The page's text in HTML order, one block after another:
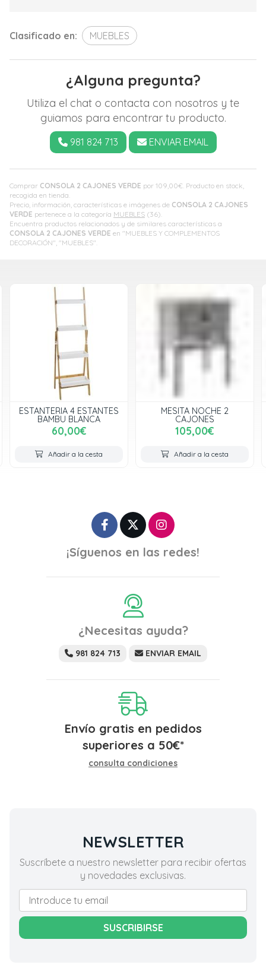
Comprar CONSOLA 2 CAJONES VERDE por 109,00€ . Producto en stock,
recogida en tienda.
Precio, información, características e imágenes de CONSOLA 2 CAJONES
VERDE pertenece a la categoría MUEBLES (36).
Encuentra productos relacionados y de similares características a
CONSOLA 2 CAJONES VERDE en "MUEBLES Y COMPLEMENTOS
DECORACIÓN", "MUEBLES".
Clasificado en: MUEBLES
¿Alguna pregunta?
Utiliza el chat o contacta con nosotros y te
guiamos para encontrar tu producto.
981 824 713 ENVIAR EMAIL
ESTANTERIA 4 ESTANTES
BAMBU BLANCA
60,00€
Añadir a la cesta
MESITA NOCHE 2
CAJONES
105,00€
Añadir a la cesta
¡Síguenos en las redes!
¿Necesitas ayuda?
981 824 713 ENVIAR EMAIL
Envío gratis en pedidos
superiores a 50€*
consulta condiciones
NEWSLETTER
Suscríbete a nuestro newsletter para recibir ofertas
y novedades exclusivas.
SUSCRIBIRSE